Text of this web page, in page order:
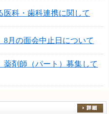
医科・歯科連携に関して
8月の面会中止日について
薬剤師（パート）募集して